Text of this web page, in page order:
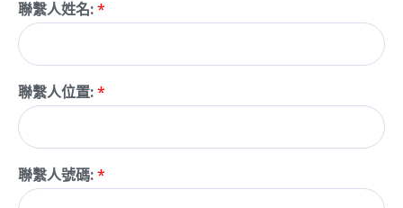
聯繫人姓名: *
聯繫人位置: *
聯繫人號碼: *